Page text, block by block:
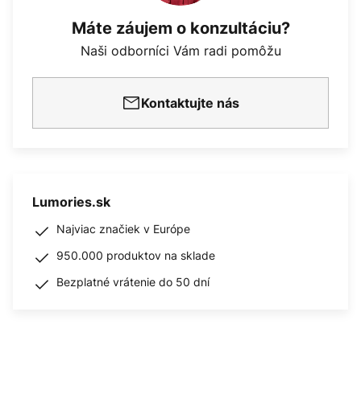
Máte záujem o konzultáciu?
Naši odborníci Vám radi pomôžu
Kontaktujte nás
Lumories.sk
Najviac značiek v Európe
950.000 produktov na sklade
Bezplatné vrátenie do 50 dní